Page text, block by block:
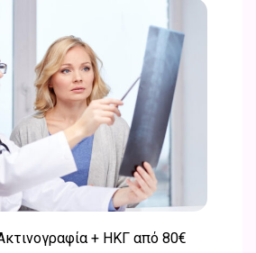
+ ΗΚΓ από 80€